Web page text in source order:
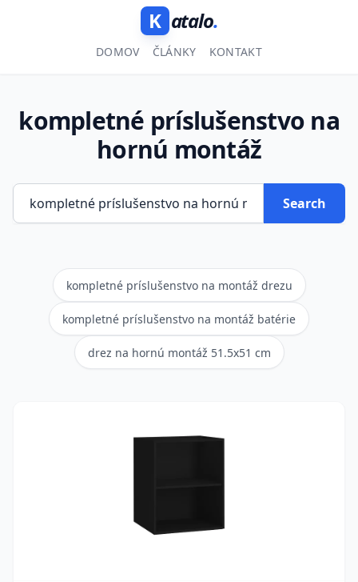
K atalo.
DOMOV ČLÁNKY KONTAKT
kompletné príslušenstvo na
hornú montáž
Search
kompletné príslušenstvo na montáž drezu
kompletné príslušenstvo na montáž batérie
drez na hornú montáž 51.5x51 cm